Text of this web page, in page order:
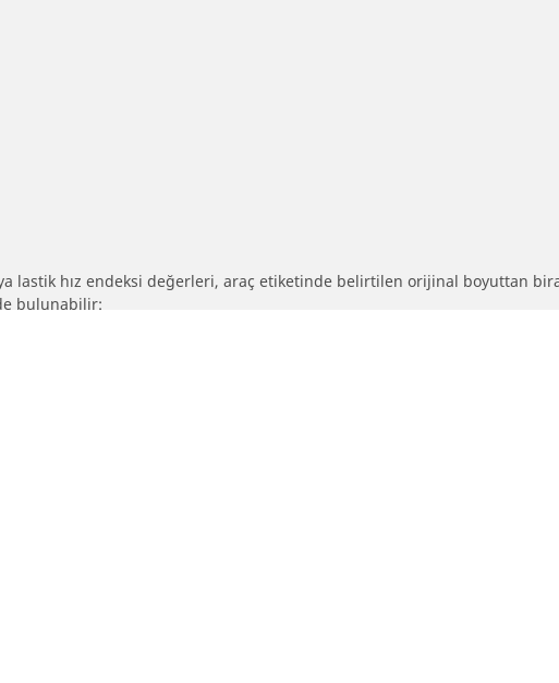
lastik hız endeksi değerleri, araç etiketinde belirtilen orijinal boyuttan
bulunabilir: